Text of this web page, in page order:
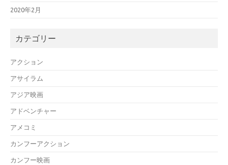
2020年2月
カテゴリー
アクション
アサイラム
アジア映画
アドベンチャー
アメコミ
カンフーアクション
カンフー映画